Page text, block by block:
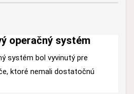
operačný systém
systém bol vyvinutý pre
ktoré nemali dostatočnú